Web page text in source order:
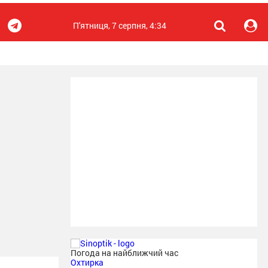
П'ятниця, 7 серпня, 4:34
Погода на найближчий час
Охтирка